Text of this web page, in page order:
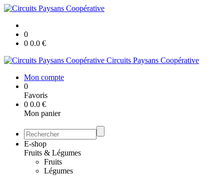
0
0 0.0 €
Circuits Paysans Coopérative
Mon compte
0
Favoris
0 0.0 €
Mon panier
E-shop
Fruits & Légumes
Fruits
Légumes